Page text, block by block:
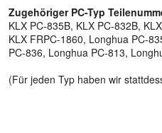
Zugehöriger PC-Typ
KLX PC-835B, KLX PC-832B,
KLX FRPC-1860, Longhua PC-
PC-836, Longhua PC-813,
(Für jeden Typ haben wir